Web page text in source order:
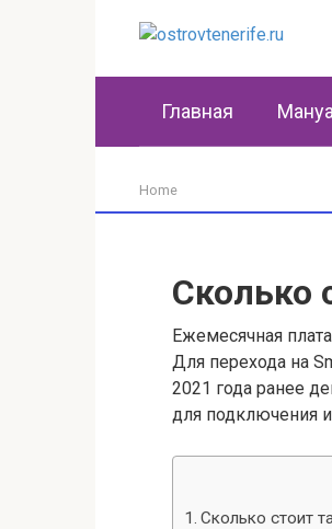
Главная
Home
Сколько
Ежемесячная
Для перехода на
2021 года ранее
для подключения
Сколько стоит